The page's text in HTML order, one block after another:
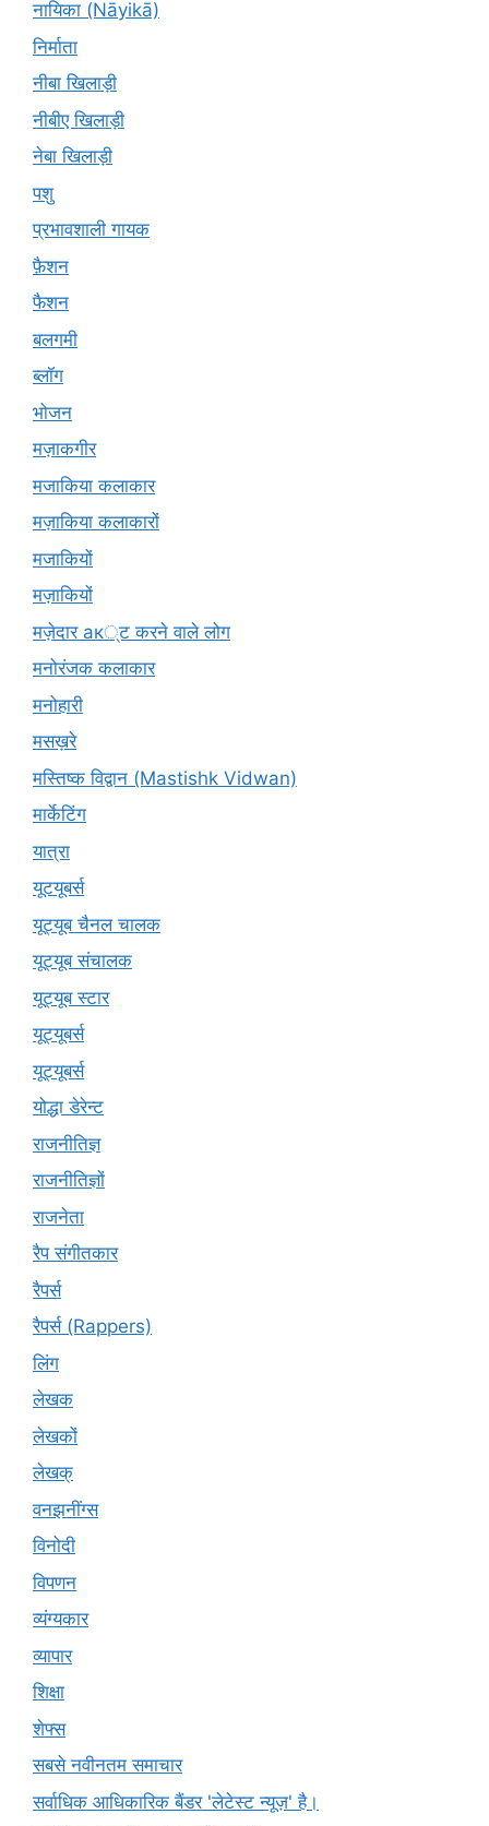
नायिका (Nāyikā)
निर्माता
नीबा खिलाड़ी
नीबीए खिलाड़ी
नेबा खिलाड़ी
पशु
प्रभावशाली गायक
फ़ैशन
फैशन
बलगमी
ब्लॉग
भोजन
मज़ाकगीर
मजाकिया कलाकार
मज़ाकिया कलाकारों
मजाकियों
मज़ाकियों
मज़ेदार ак्ट करने वाले लोग
मनोरंजक कलाकार
मनोहारी
मसख़रे
मस्तिष्क विद्वान (Mastishk Vidwan)
मार्केटिंग
यात्रा
यूटयूबर्स
यूट्यूब चैनल चालक
यूट्यूब संचालक
यूट्यूब स्टार
यूट्यूबर्स
यूट्‍यूबर्स
योद्धा डेरेन्ट
राजनीतिज्ञ
राजनीतिज्ञों
राजनेता
रैप संगीतकार
रैपर्स
रैपर्स (Rappers)
लिंग
लेखक
लेखकों
लेखक्
वनझनींग्स
विनोदी
विपणन
व्यंग्यकार
व्यापार
शिक्षा
शेफ्स
सबसे नवीनतम समाचार
सर्वाधिक आधिकारिक बैंडर 'लेटेस्ट न्यूज़' है।